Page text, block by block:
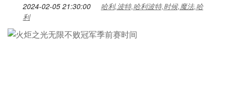
2024-02-05 21:30:00
哈利,波特,哈利波特,时候,魔法,哈
利